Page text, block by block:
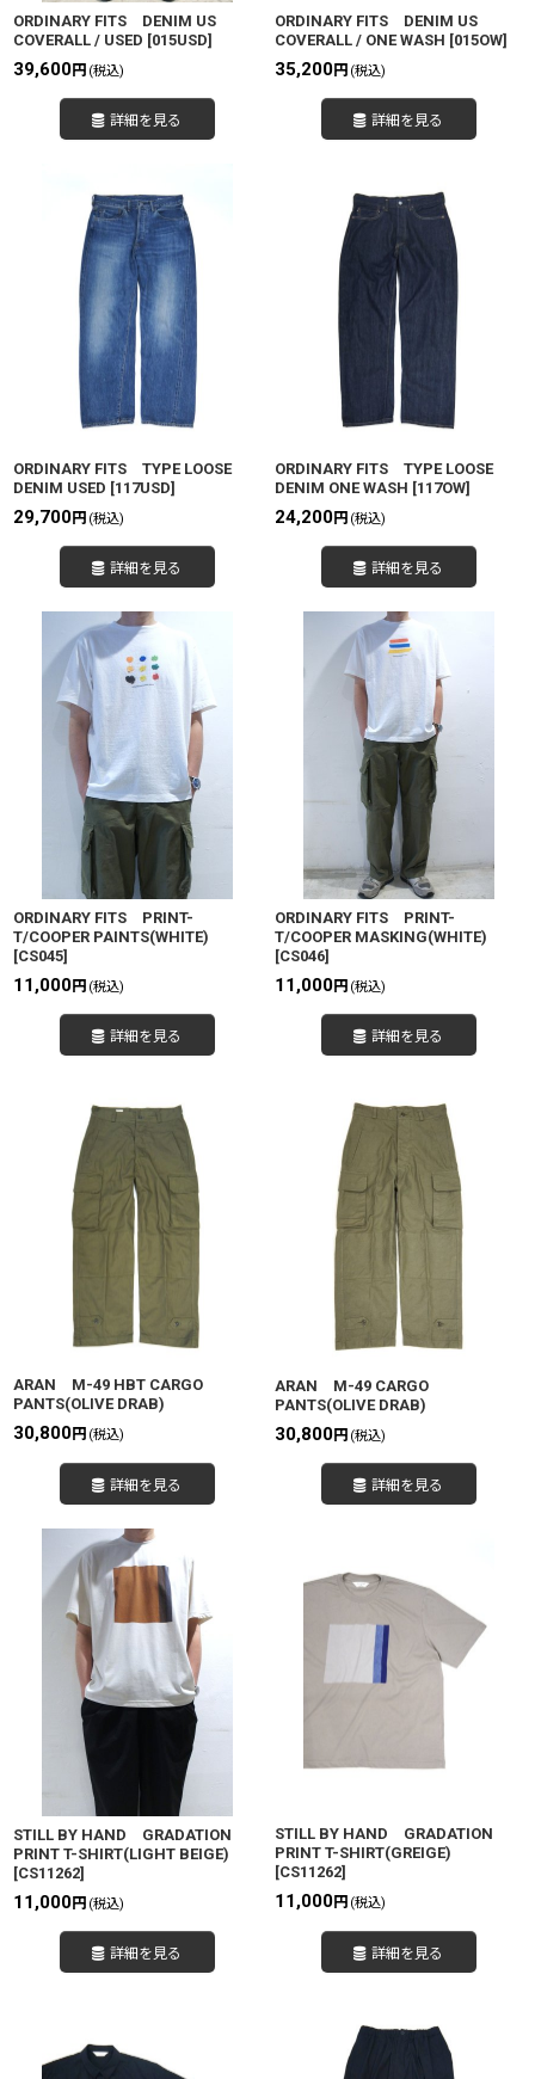
ORDINARY FITS DENIM US
COVERALL / USED [015USD]
39,600円 (税込)
詳細を見る
ORDINARY FITS DENIM US
COVERALL / ONE WASH [015OW]
35,200円 (税込)
詳細を見る
ORDINARY FITS TYPE LOOSE
DENIM USED [117USD]
29,700円 (税込)
詳細を見る
ORDINARY FITS TYPE LOOSE
DENIM ONE WASH [117OW]
24,200円 (税込)
詳細を見る
ORDINARY FITS PRINT-
T/COOPER PAINTS(WHITE)
[CS045]
11,000円 (税込)
詳細を見る
ORDINARY FITS PRINT-
T/COOPER MASKING(WHITE)
[CS046]
11,000円 (税込)
詳細を見る
ARAN M-49 HBT CARGO
PANTS(OLIVE DRAB)
30,800円 (税込)
詳細を見る
ARAN M-49 CARGO
PANTS(OLIVE DRAB)
30,800円 (税込)
詳細を見る
STILL BY HAND GRADATION
PRINT T-SHIRT(LIGHT BEIGE)
[CS11262]
11,000円 (税込)
詳細を見る
STILL BY HAND GRADATION
PRINT T-SHIRT(GREIGE)
[CS11262]
11,000円 (税込)
詳細を見る